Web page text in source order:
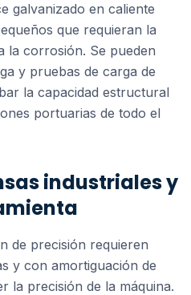
galvanizado en caliente
que requieran la
la corrosión. Se pueden
y pruebas de carga de
la capacidad estructural
portuarias de todo el
industriales y
de precisión requieren
y con amortiguación de
la precisión de la máquina.